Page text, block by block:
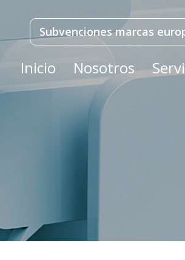
Subvenciones marcas
Inicio Nosotros